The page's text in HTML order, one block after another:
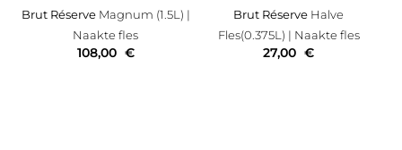
Brut Réserve Magnum (1.5L) |
Naakte fles
108,00 €
Brut Réserve Halve
Fles(0.375L) | Naakte fles
27,00 €